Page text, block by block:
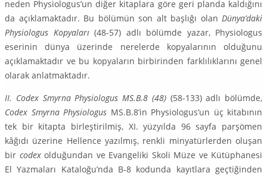
neden Physiologus’un diğer kitaplara göre geri planda kaldığını
da açıklamaktadır. Bu bölümün son alt başlığı olan Dünya’daki
Physiologus Kop­yaları (48-57) adlı bölümde yazar, Physiologus
eserinin dünya üzerinde nerelerde kopyalarının ol­duğunu
açıklamaktadır ve bu kopyaların birbirinden farklılıklarını genel
olarak anlatmaktadır.
II. Codex Smyrna Physiologus MS.B.8 (48)(58-133) adlı bölümde,
Codex Smyrna Physiologus MS.B.8’in Physiologus’un üç kitabının
tek bir kitapta birleştirilmiş, XI. yüzyılda 96 sayfa parşömen
kâğıdı üzerine Hellence yazılmış, renkli minyatürlerden oluşan
bir codexolduğundan ve Evangeliki Skoli Müze ve Kütüphanesi
El Yazmaları Kataloğu’nda B-8 kodunda kayıtlara geçtiğinden